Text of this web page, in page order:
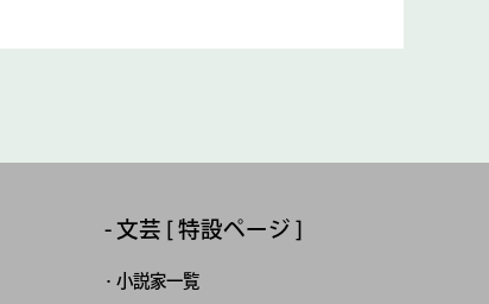
文芸 [ 特設ページ ]
小説家一覧